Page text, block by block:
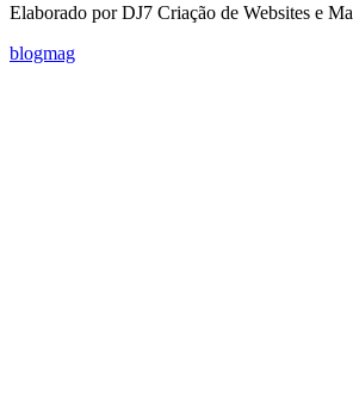
Elaborado por DJ7 Criação de Websites e
blogmag